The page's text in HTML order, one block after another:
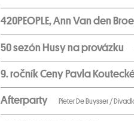
420PEOPLE, Ann Van den
50 sezón Husy na provázku
9. ročník Ceny Pavla
Afterparty Pieter De Buysser /